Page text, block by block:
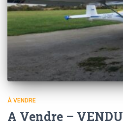
À VENDRE
A Vendre – VENDU